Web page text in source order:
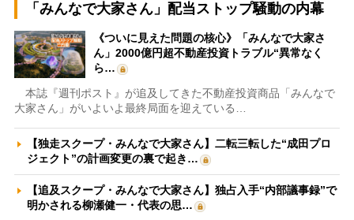
「みんなで大家さん」配当ストップ騒動の内幕
《ついに見えた問題の核心》「みんなで大家さ
ん」2000億円超不動産投資トラブル“異常なく
ら…
本誌『週刊ポスト』が追及してきた不動産投資商品「みんなで
大家さん」がいよいよ最終局面を迎えている…
【独走スクープ・みんなで大家さん】二転三転した“成田プロ
ジェクト”の計画変更の裏で起き…
【追及スクープ・みんなで大家さん】独占入手“内部議事録”で
明かされる柳瀬健一・代表の思…